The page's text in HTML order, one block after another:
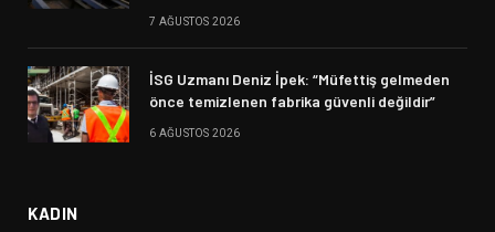
7 AĞUSTOS 2026
İSG Uzmanı Deniz İpek: “Müfettiş gelmeden
önce temizlenen fabrika güvenli değildir”
6 AĞUSTOS 2026
KADIN